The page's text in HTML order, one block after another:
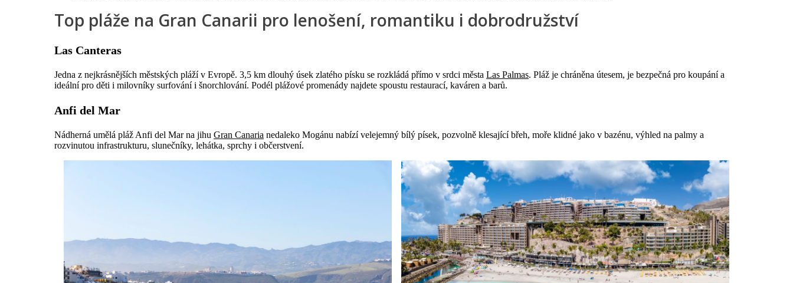
Top pláže na Gran Canarii pro lenošení, romantiku i dobrodružství
Las Canteras
Jedna z nejkrásnějších městských pláží v Evropě. 3,5 km dlouhý úsek zlatého písku se rozkládá přímo v srdci města Las Palmas. Pláž je chráněna útesem, je bezpečná pro koupání a
ideální pro děti i milovníky surfování i šnorchlování. Podél plážové promenády najdete spoustu restaurací, kaváren a barů.
Anfi del Mar
Nádherná umělá pláž Anfi del Mar na jihu Gran Canaria nedaleko Mogánu nabízí velejemný bílý písek, pozvolně klesající břeh, moře klidné jako v bazénu, výhled na palmy a
rozvinutou infrastrukturu, slunečníky, lehátka, sprchy i občerstvení.